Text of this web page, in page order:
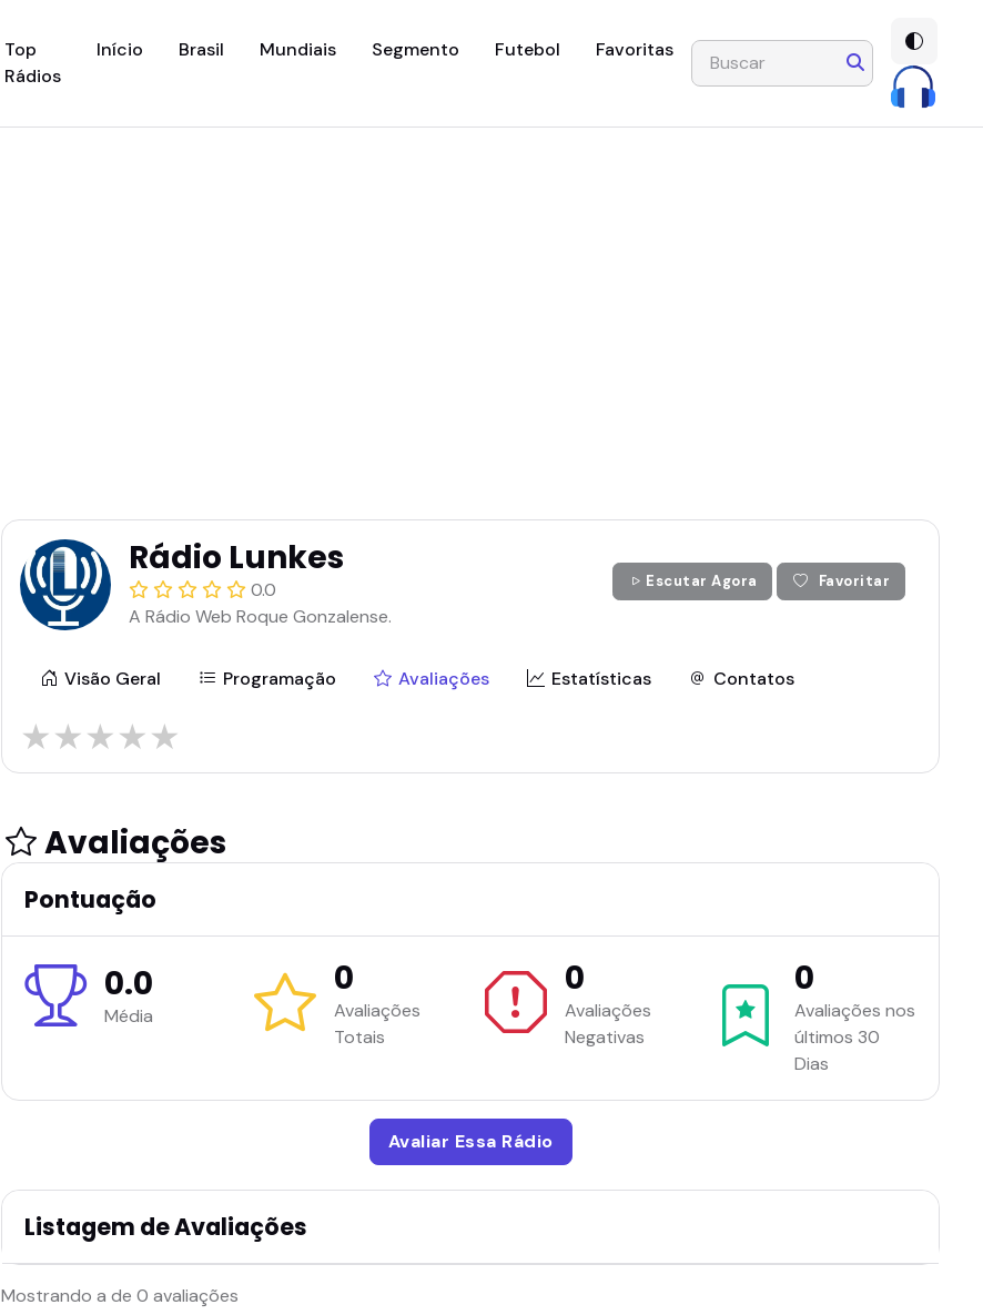
Top
Rádios
Início(current)
Brasil Mundiais Segmento Futebol Favoritas
Rádio Lunkes
0.0
A Rádio Web Roque Gonzalense.
Escutar Agora Favoritar
Visão Geral Programação Avaliações Estatísticas Contatos
★★★★★
Avaliações
Pontuação
0.0
Média
0
Avaliações
Totais
0
Avaliações
Negativas
0
Avaliações nos
últimos 30
Dias
Avaliar Essa Rádio
Listagem de Avaliações
Mostrando a de 0 avaliações